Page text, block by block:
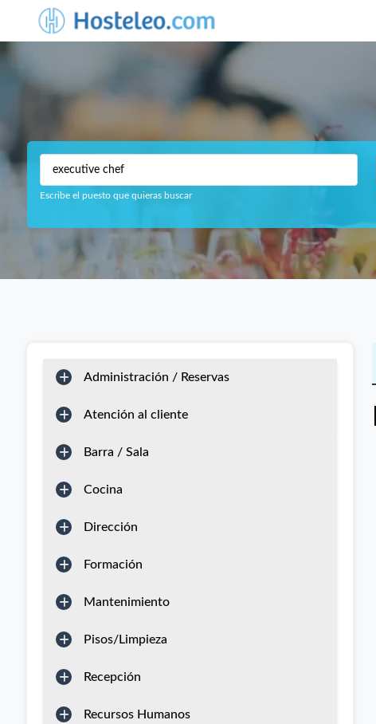
Escribe el puesto que quieras buscar
Administración / Reservas
Atención al cliente
Barra / Sala
Cocina
Dirección
Formación
Mantenimiento
Pisos/Limpieza
Recepción
Recursos Humanos